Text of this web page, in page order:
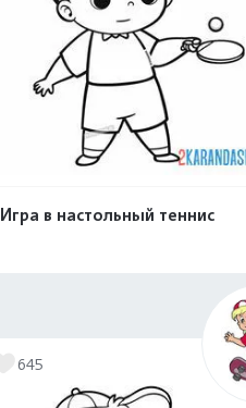
Игра в настольный теннис
645